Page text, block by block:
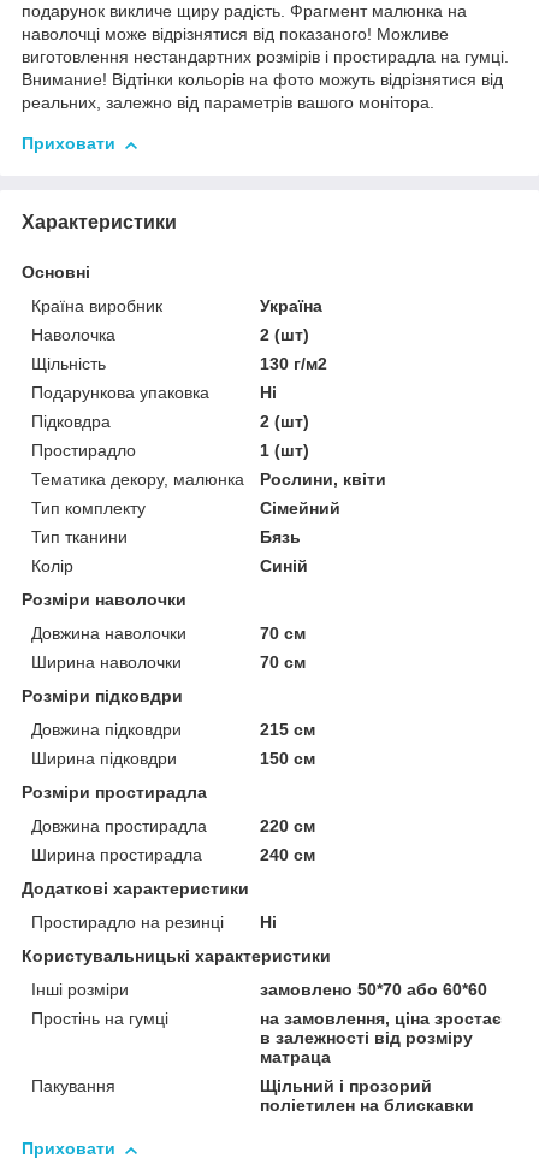
подарунок викличе щиру радість. Фрагмент малюнка на
наволочці може відрізнятися від показаного! Можливе
виготовлення нестандартних розмірів і простирадла на гумці.
Внимание! Відтінки кольорів на фото можуть відрізнятися від
реальних, залежно від параметрів вашого монітора.
Приховати
Характеристики
Основні
Країна виробник
Україна
Наволочка
2 (шт)
Щільність
130 г/м2
Подарункова упаковка
Ні
Підковдра
2 (шт)
Простирадло
1 (шт)
Тематика декору, малюнка
Рослини, квіти
Тип комплекту
Сімейний
Тип тканини
Бязь
Колір
Синій
Розміри наволочки
Довжина наволочки
70 см
Ширина наволочки
70 см
Розміри підковдри
Довжина підковдри
215 см
Ширина підковдри
150 см
Розміри простирадла
Довжина простирадла
220 см
Ширина простирадла
240 см
Додаткові характеристики
Простирадло на резинці
Ні
Користувальницькі характеристики
Інші розміри
замовлено 50*70 або 60*60
Простінь на гумці
на замовлення, ціна зростає
в залежності від розміру
матраца
Пакування
Щільний і прозорий
поліетилен на блискавки
Приховати